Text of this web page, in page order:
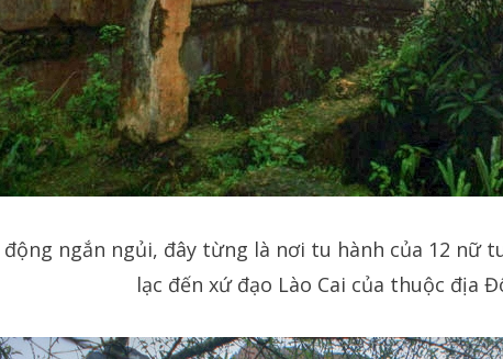
ngắn ngủi, đây từng là nơi tu hành của 12 nữ
lạc đến xứ đạo Lào Cai của thuộc địa